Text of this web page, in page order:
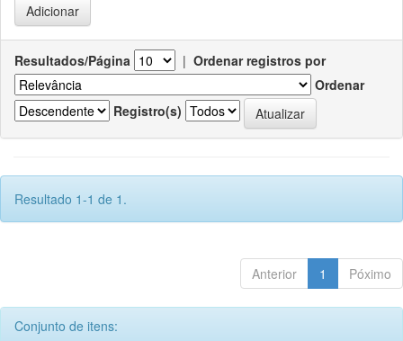
Resultados/Página | Ordenar registros por
Ordenar
Registro(s)
Resultado 1-1 de 1.
Anterior 1 Póximo
Conjunto de itens: